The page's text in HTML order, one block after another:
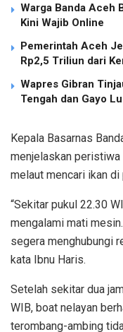
Warga Banda Aceh
Kini Wajib Online
Pemerintah Aceh
Rp2,5 Triliun dari
Wapres Gibran
Tengah dan Gayo
Kepala Basarnas
menjelaskan
melaut mencari ikan di
“Sekitar pukul 22.30
mengalami mati
segera menghubungi
kata Ibnu Haris.
Setelah sekitar dua
WIB, boat nelayan
terombang-ambing